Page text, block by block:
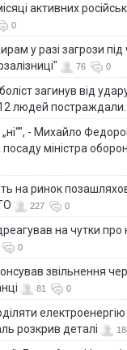
активних
0
у разі загрози
76 0
загинув від
людей
- Михайло
міністра
на ринок
227 0
на чутки про
0
звільнення
81 0
розкрив деталі